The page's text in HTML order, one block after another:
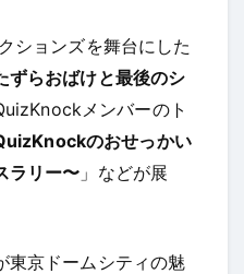
ションズを舞台にした
ずらおばけと最後のシ
メンバーのト
のおせっかい
ラリー〜 」などが展
東京ドームシティの魅